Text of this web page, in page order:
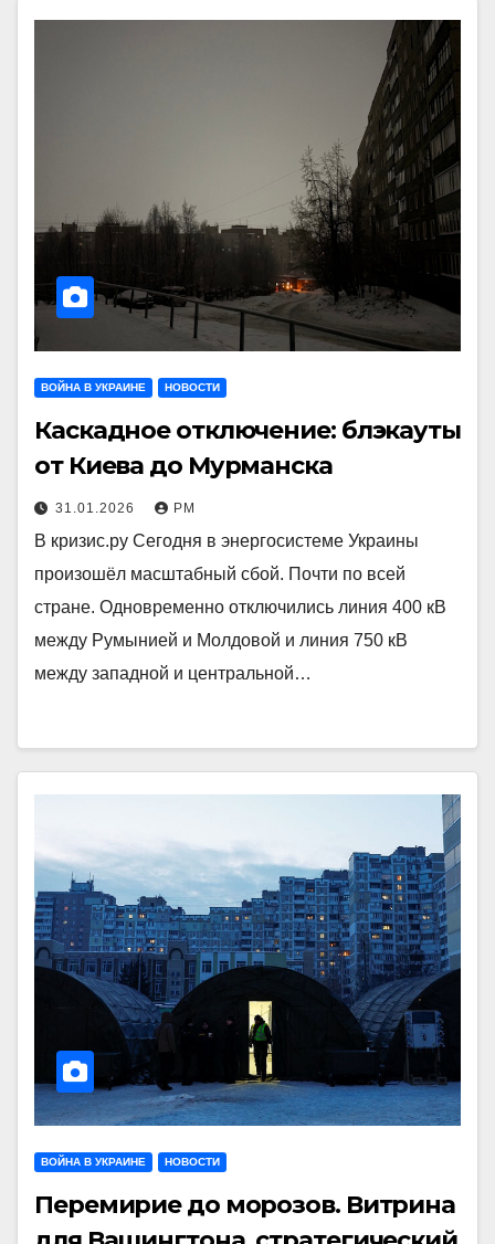
ВОЙНА В УКРАИНЕ НОВОСТИ
Каскадное отключение: блэкауты
от Киева до Мурманска
31.01.2026 РМ
В кризис.ру Сегодня в энергосистеме Украины
произошёл масштабный сбой. Почти по всей
стране. Одновременно отключились линия 400 кВ
между Румынией и Молдовой и линия 750 кВ
между западной и центральной…
ВОЙНА В УКРАИНЕ НОВОСТИ
Перемирие до морозов. Витрина